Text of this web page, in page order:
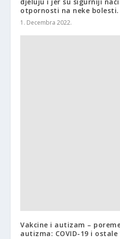
otpornosti na neke bolesti.
1. Decembra 2022.
Vakcine i autizam –
autizma: COVID-19 i ostale